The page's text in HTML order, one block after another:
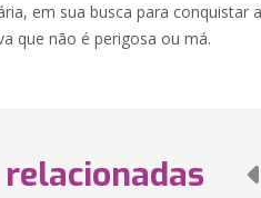
em sua busca para conquistar
que não é perigosa ou má.